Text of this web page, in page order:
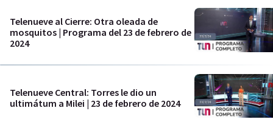
Telenueve al Cierre: Otra oleada de
mosquitos | Programa del 23 de febrero de
2024
Telenueve Central: Torres le dio un
ultimátum a Milei | 23 de febrero de 2024